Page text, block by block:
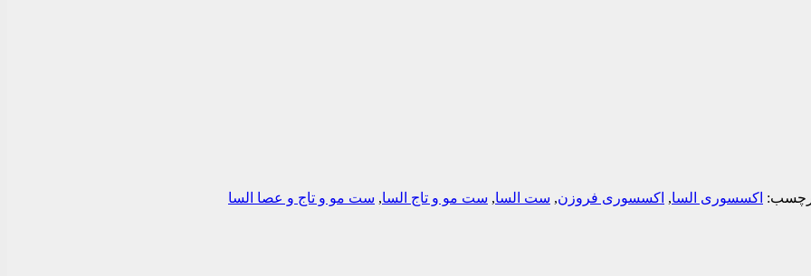
اکسسوری السا, اکسسوری فروزن, ست السا, ست مو و تاج السا, ست مو و تاج و عصا السا